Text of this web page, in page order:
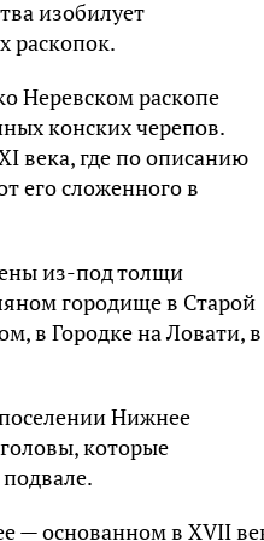
изобилует
раскопок.
Неревском раскопе
конских черепов.
века, где по описанию
его сложенного в
из-под толщи
городище в Старой
в Городке на Ловати, в
Нижнее
которые
— основанном в XVII